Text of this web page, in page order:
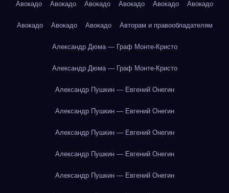
Авокадо Авокадо Авокадо Авокадо Авокадо Авокадо
Авокадо Авокадо Авокадо Авторам и правообладателям
Александр Дюма — Граф Монте-Кристо
Александр Дюма — Граф Монте-Кристо
Александр Пушкин — Евгений Онегин
Александр Пушкин — Евгений Онегин
Александр Пушкин — Евгений Онегин
Александр Пушкин — Евгений Онегин
Александр Пушкин — Евгений Онегин